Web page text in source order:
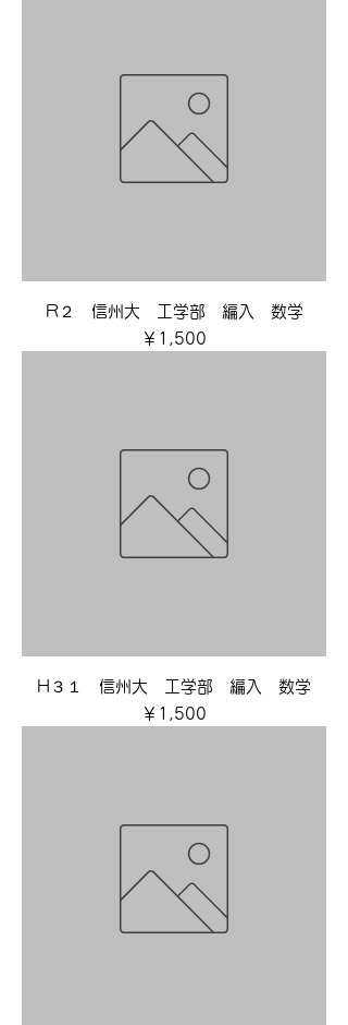
R２ 信州大 工学部 編入 数学
価格
￥1,500
H３１ 信州大 工学部 編入 数学
価格
￥1,500